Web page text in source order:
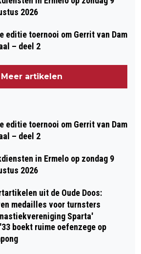
2026
editie toernooi om Gerrit van Dam
– deel 2
Meer artikelen
editie toernooi om Gerrit van Dam
– deel 2
in Ermelo op zondag 9
2026
uit de Oude Doos:
medailles voor turnsters
Sparta'
boekt ruime oefenzege op